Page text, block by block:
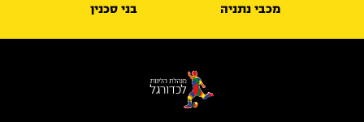
מכבי נתניה בני סכנין